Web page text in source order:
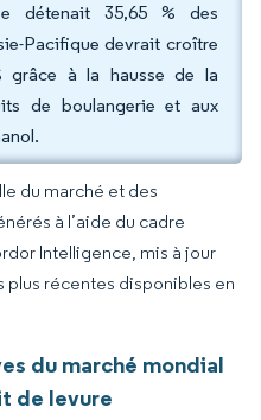
détenait 35,65 % des
Pacifique devrait croître
à la hausse de la
de boulangerie et aux
du marché et des
à l’aide du cadre
Intelligence, mis à jour
plus récentes disponibles en
du marché mondial
de levure